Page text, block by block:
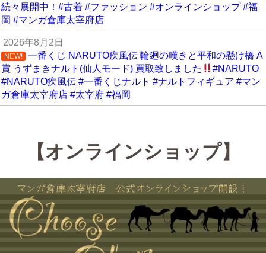
続々展開中！#古着 #ファッション #オンラインショップ #福
岡 #マンガ倉庫太宰府店
2026年8月2日
NEW!
一番くじ NARUTO疾風伝 輪廻の嘆きと平和の懸け橋 A
賞 うずまきナルト(仙人モード) 買取致しました
#NARUTO
#NARUTO疾風伝 #一番くじナルト #ナルトフィギュア #マン
ガ倉庫太宰府店 #太宰府 #福岡
【オンラインショップ】